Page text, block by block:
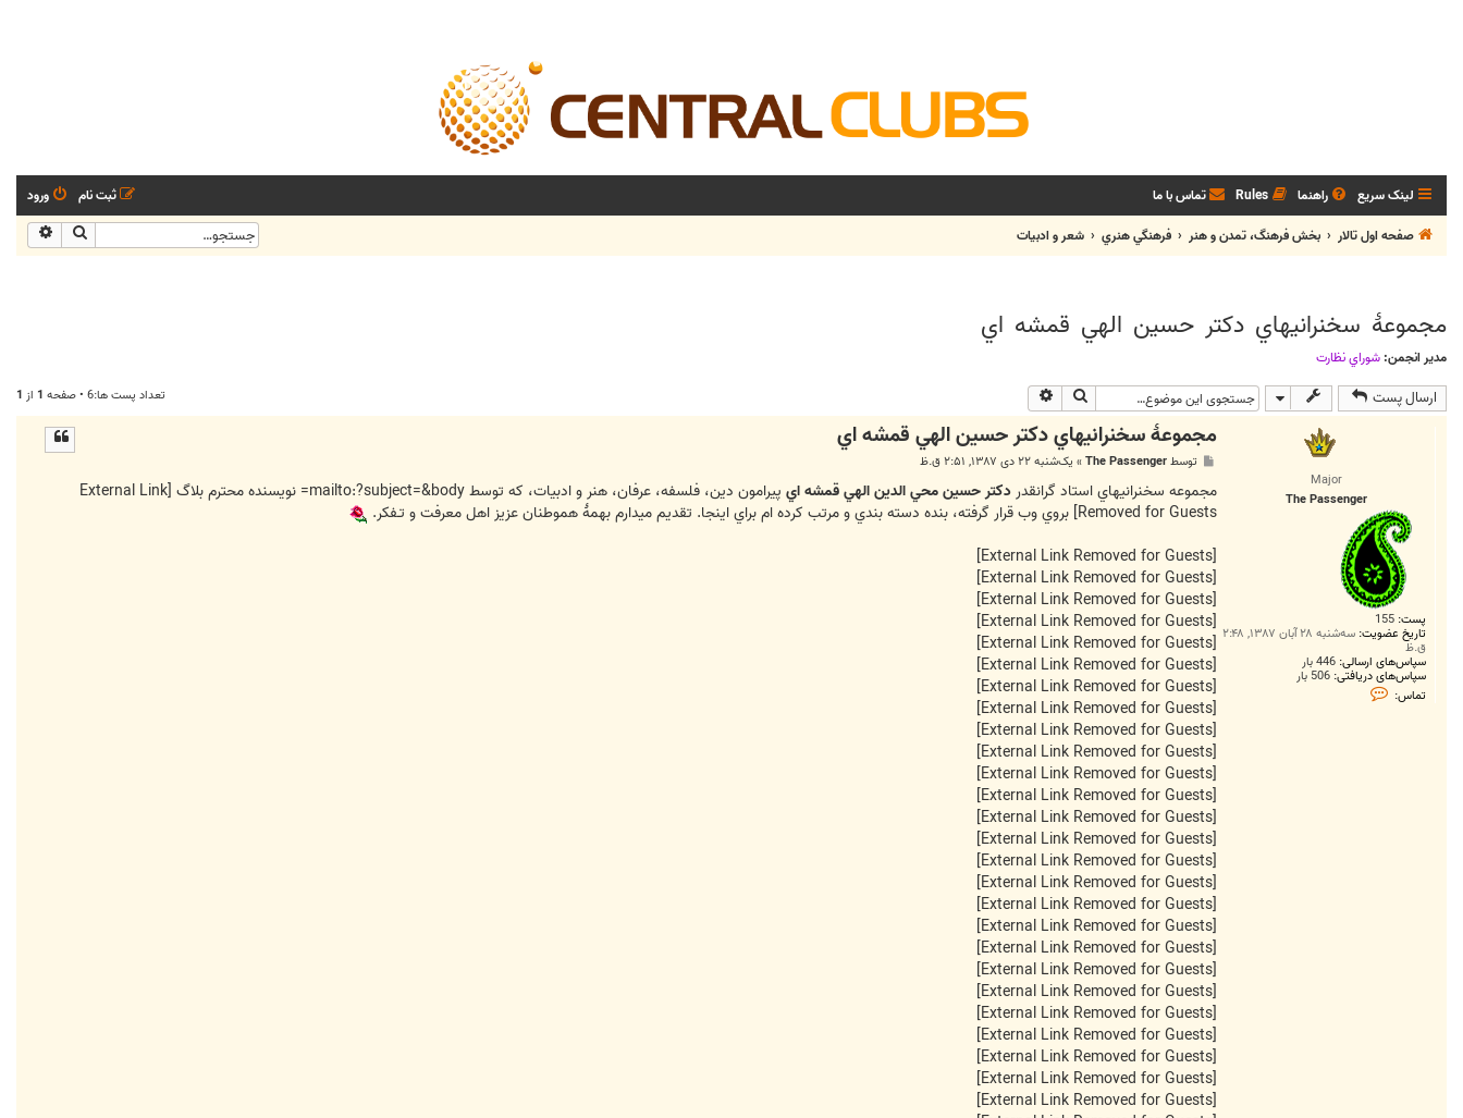
لینک سریع راهنما Rules تماس با ما ورود
ثبت نام
صفحه اول تالار
بخش فرهنگ، تمدن و هنر فرهنگي هنري شعر و ادبيات جستجو
مجموعۀ سخنرانيهاي دكتر حسين الهي قمشه اي
مدیر انجمن: شوراي نظارت
ارسال پست جستجو تعداد پست ها:6 • صفحه 1 از 1
Major
The Passenger
پست: 155
تاریخ عضویت: سه‌شنبه ۲۸ آبان ۱۳۸۷, ۲:۴۸
ق.ظ
سپاس‌های ارسالی: 446 بار
سپاس‌های دریافتی: 506 بار
تماس:
ت
مجموعۀ سخنرانيهاي دكتر حسين الهي قمشه اي
ت
توسطThe Passenger
» یک‌شنبه ۲۲ دی ۱۳۸۷, ۲:۵۱ ق.ظ
مجموعه سخنرانيهاي استاد گرانقدردكتر حسين محي الدين الهي قمشه اي پيرامون دين، فلسفه، عرفان، هنر و ادبيات، كه توسط mailto:?subject=&body= نويسنده محترم بلاگ [External Link
Removed for Guests] بروي وب قرار گرفته، بنده دسته بندي و مرتب كرده ام براي اينجا. تقديم ميدارم بهمۀ هموطنان عزيز اهل معرفت و تـفكر.
[External Link Removed for Guests]
[External Link Removed for Guests]
[External Link Removed for Guests]
[External Link Removed for Guests]
[External Link Removed for Guests]
[External Link Removed for Guests]
[External Link Removed for Guests]
[External Link Removed for Guests]
[External Link Removed for Guests]
[External Link Removed for Guests]
[External Link Removed for Guests]
[External Link Removed for Guests]
[External Link Removed for Guests]
[External Link Removed for Guests]
[External Link Removed for Guests]
[External Link Removed for Guests]
[External Link Removed for Guests]
[External Link Removed for Guests]
[External Link Removed for Guests]
[External Link Removed for Guests]
[External Link Removed for Guests]
[External Link Removed for Guests]
[External Link Removed for Guests]
[External Link Removed for Guests]
[External Link Removed for Guests]
[External Link Removed for Guests]